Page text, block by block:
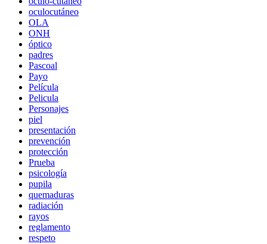
oculocutáneo
OLA
ONH
óptico
padres
Pascoal
Payo
Película
Pelicula
Personajes
piel
presentación
prevención
protección
Prueba
psicología
pupila
quemaduras
radiación
rayos
reglamento
respeto